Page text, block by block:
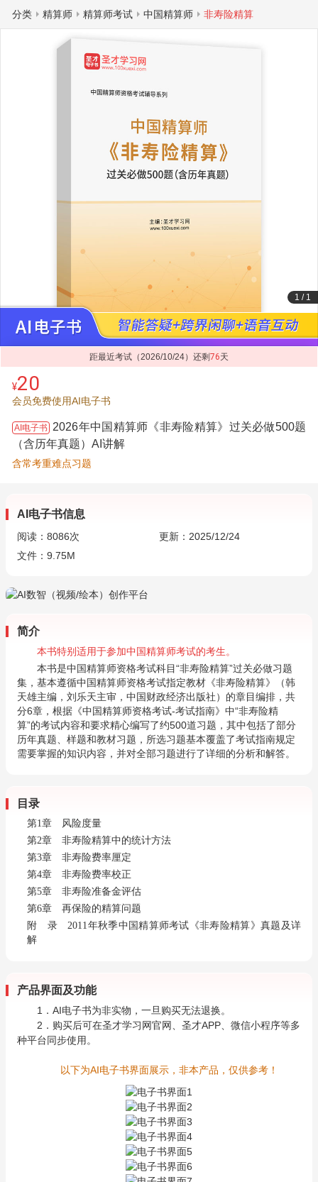
分类 精算师 精算师考试 中国精算师 非寿险精算
1 / 1
距最近考试（2026/10/24）还剩76天
¥20
会员免费使用AI电子书
AI电子书 2026年中国精算师《非寿险精算》过关必做500题
（含历年真题）AI讲解
含常考重难点习题
AI电子书信息
阅读： 8086次
更新：2025/12/24
文件：9.75M
简介
本书特别适用于参加中国精算师考试的考生。
本书是中国精算师资格考试科目“非寿险精算”过关必做习题
集，基本遵循中国精算师资格考试指定教材《非寿险精算》（韩
天雄主编，刘乐天主审，中国财政经济出版社）的章目编排，共
分6章，根据《中国精算师资格考试-考试指南》中“非寿险精
算”的考试内容和要求精心编写了约500道习题，其中包括了部分
历年真题、样题和教材习题，所选习题基本覆盖了考试指南规定
需要掌握的知识内容，并对全部习题进行了详细的分析和解答。
目录
第1章 风险度量
第2章 非寿险精算中的统计方法
第3章 非寿险费率厘定
第4章 非寿险费率校正
第5章 非寿险准备金评估
第6章 再保险的精算问题
附 录 2011年秋季中国精算师考试《非寿险精算》真题及详
解
产品界面及功能
1．AI电子书为非实物，一旦购买无法退换。
2．购买后可在圣才学习网官网、圣才APP、微信小程序等多
种平台同步使用。
以下为AI电子书界面展示，非本产品，仅供参考！